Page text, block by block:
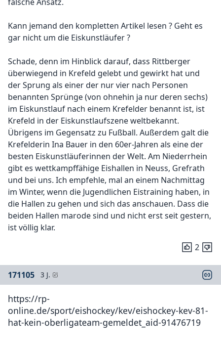
Kann jemand den kompletten Artikel lesen ? Geht es
gar nicht um die Eiskunstläufer ?
Schade, denn im Hinblick darauf, dass Rittberger
überwiegend in Krefeld gelebt und gewirkt hat und
der Sprung als einer der nur vier nach Personen
benannten Sprünge (von ohnehin ja nur deren sechs)
im Eiskunstlauf nach einem Krefelder benannt ist, ist
Krefeld in der Eiskunstlaufszene weltbekannt.
Übrigens im Gegensatz zu Fußball. Außerdem galt die
Krefelderin Ina Bauer in den 60er-Jahren als eine der
besten Eiskunstläuferinnen der Welt. Am Niederrhein
gibt es wettkampffähige Eishallen in Neuss, Grefrath
und bei uns. Ich empfehle, mal an einem Nachmittag
im Winter, wenn die Jugendlichen Eistraining haben, in
die Hallen zu gehen und sich das anschauen. Dass die
beiden Hallen marode sind und nicht erst seit gestern,
ist völlig klar.
2
171105 3 J.
https://rp-
online.de/sport/eishockey/kev/eishockey-kev-81-
hat-kein-oberligateam-gemeldet_aid-91476719